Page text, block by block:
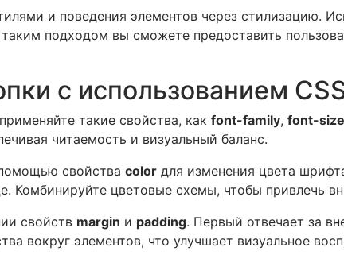
и поведения элементов через стилизацию.
подходом вы сможете предоставить
с использованием
такие свойства, как font-family, font-size
читаемость и визуальный баланс.
свойства color для изменения цвета
Комбинируйте цветовые схемы, чтобы привлечь
свойств margin и padding. Первый отвечает за
вокруг элементов, что улучшает визуальное